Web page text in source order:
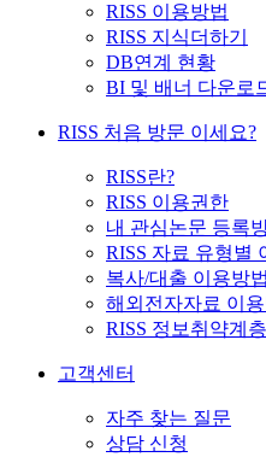
RISS 이용방법
RISS 지식더하기
DB연계 현황
BI 및 배너 다운로
RISS 처음 방문 이세요?
RISS란?
RISS 이용권한
내 관심논문 등록
RISS 자료 유형별
복사/대출 이용방법
해외전자자료 이
RISS 정보취약계
고객센터
자주 찾는 질문
상담 신청